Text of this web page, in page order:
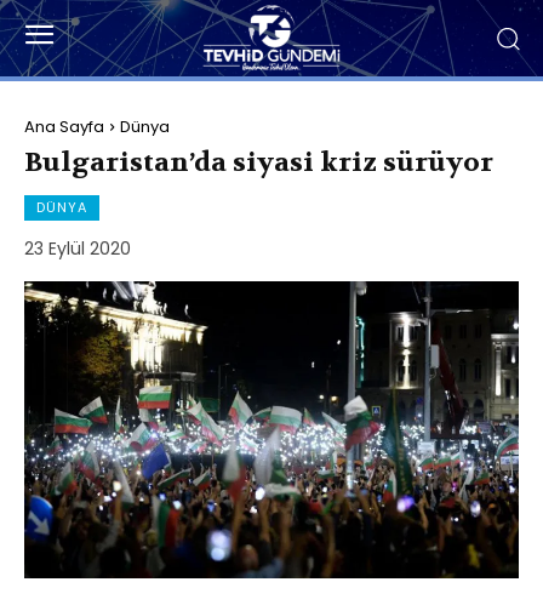
Ana Sayfa Dünya
Bulgaristan’da siyasi kriz sürüyor
DÜNYA
23 Eylül 2020